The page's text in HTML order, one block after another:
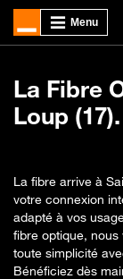
La Fibre
Loup (17).
La fibre arrive à
votre connexion
adapté à vos
fibre optique,
toute simplicité
Bénéficiez dès